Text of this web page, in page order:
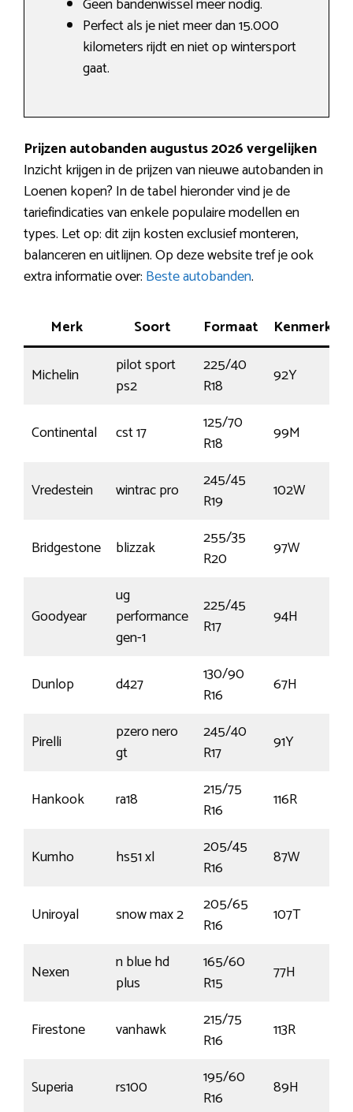
Geen bandenwissel meer nodig.
Perfect als je niet meer dan 15.000
kilometers rijdt en niet op wintersport
gaat.
Prijzen autobanden augustus 2026 vergelijken
Inzicht krijgen in de prijzen van nieuwe autobanden in
Loenen kopen? In de tabel hieronder vind je de
tariefindicaties van enkele populaire modellen en
types. Let op: dit zijn kosten exclusief monteren,
balanceren en uitlijnen. Op deze website tref je ook
extra informatie over: Beste autobanden.
Merk Soort Formaat Kenmerk
Michelin
pilot sport
ps2
225/40
R18
92Y
Continental cst 17
125/70
R18
99M
Vredestein wintrac pro
245/45
R19
102W
Bridgestone blizzak
255/35
R20
97W
Goodyear
ug
performance
gen-1
225/45
R17
94H
Dunlop d427
130/90
R16
67H
Pirelli
pzero nero
gt
245/40
R17
91Y
Hankook ra18
215/75
R16
116R
Kumho hs51 xl
205/45
R16
87W
Uniroyal snow max 2
205/65
R16
107T
Nexen
n blue hd
plus
165/60
R15
77H
Firestone vanhawk
215/75
R16
113R
Superia rs100
195/60
R16
89H